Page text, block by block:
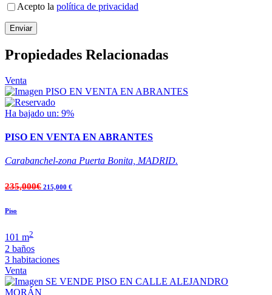
Acepto la política de privacidad
Enviar
Propiedades Relacionadas
Venta
Ha bajado un: 9%
PISO EN VENTA EN ABRANTES
Carabanchel-zona Puerta Bonita, MADRID.
235,000€ 215,000 €
Piso
101 m2
2 baños
3 habitaciones
Venta